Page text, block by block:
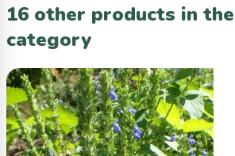
16 other products in
category